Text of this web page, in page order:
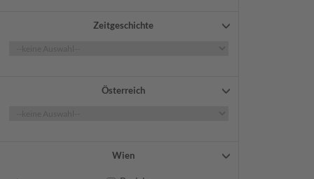
Zeitgeschichte
Österreich
Wien